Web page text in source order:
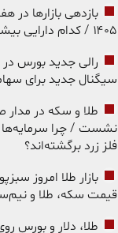
بازدهی بازارها در
۱۴۰۵ / کدام دارایی بیشترین سود را داد؟
رالی جدید بورس
سیگنال جدید برای
طلا و سکه در مدار
نشست / چرا سرمایه‌ها
فلز زرد برگشته‌اند؟
بازار طلا امروز
قیمت سکه، طلا و
طلا، دلار و بورس